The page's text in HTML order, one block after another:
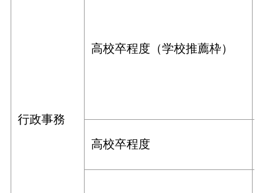
行政事務
高校卒程度（学校推薦枠）
高校卒程度